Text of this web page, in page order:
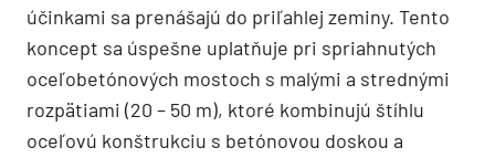
účinkami sa prenášajú do priľahlej zeminy. Tento
koncept sa úspešne uplatňuje pri spriahnutých
oceľobetónových mostoch s malými a strednými
rozpätiami (20 – 50 m), ktoré kombinujú štíhlu
oceľovú konštrukciu s betónovou doskou a